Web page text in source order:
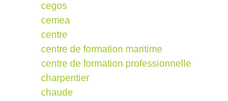
cegos
cemea
centre
centre de formation maritime
centre de formation professionnelle
charpentier
chaude